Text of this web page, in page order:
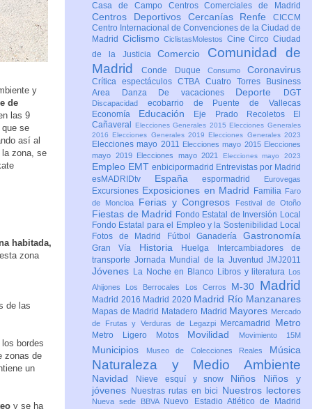
y
de
las 9
, que se
así al
la zona, se
habitada,
zona
de las
bordes
zonas de
un
y se ha
Casa de Campo Centros Comerciales de Madrid
Centros Deportivos Cercanías Renfe CICCM
Centro Internacional de Convenciones de la Ciudad de
Madrid CiclismoCiclistasMolestos CineCircoCiudad
de la JusticiaComercio Comunidad de
MadridConde Duque Consumo Coronavirus
Crítica espectáculosCTBA Cuatro Torres Business
Area
Danza De vacaciones Deporte DGT
Discapacidad ecobarrio de Puente de Vallecas
Economía Educación Eje Prado Recoletos
El
Cañaveral
Elecciones Generales 2015 Elecciones Generales
2016 Elecciones Generales 2019 Elecciones Generales 2023
Elecciones mayo 2011 Elecciones mayo 2015 Elecciones
mayo 2019
Elecciones mayo 2021 Elecciones mayo 2023
Empleo EMT enbicipormadrid Entrevistas por Madrid
esMADRIDtv Españaespormadrid Eurovegas
Excursiones Exposiciones en Madrid Familia Faro
de Moncloa
Ferias y Congresos Festival de Otoño
Fiestas de Madrid Fondo Estatal de Inversión Local
Fondo Estatal para el Empleo y la Sostenibilidad Local
Fotos de Madrid
FútbolGanaderíaGastronomía
Gran Vía Historia Huelga
Intercambiadores de
transporte Jornada Mundial de la Juventud JMJ2011
Jóvenes La Noche en Blanco Libros y literatura
Los
Ahijones
Los Berrocales Los Cerros M-30 Madrid
Madrid 2016 Madrid 2020 Madrid Río Manzanares
Mapas de Madrid Matadero Madrid Mayores Mercado
de Frutas y Verduras de Legazpi
Mercamadrid Metro
Metro Ligero Motos Movilidad Movimiento 15M
Municipios Museo de Colecciones Reales Música
Naturaleza y Medio Ambiente
Navidad Nieve esquí y snow Niños Niños y
jóvenes
Nuestras rutas en bici Nuestros lectores
Nueva sede BBVA
Nuevo Estadio Atlético de Madrid